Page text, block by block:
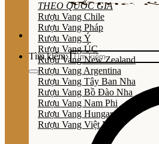
Tìm kiếm:
THEO QUỐC GIA
Rượu Vang Chile
Rượu Vang Pháp
Rượu Vang Ý
Rượu Vang ÚC
Rượu Vang New Zealand
Rượu Vang Argentina
Rượu Vang Tây Ban Nha
Rượu Vang Bồ Đào Nha
Rượu Vang Nam Phi
Rượu Vang Hungary
Rượu Vang Việt Nam